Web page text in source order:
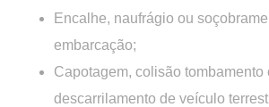
Encalhe, naufrágio ou
embarcação;
Capotagem, colisão tombamento
descarrilamento de veículo